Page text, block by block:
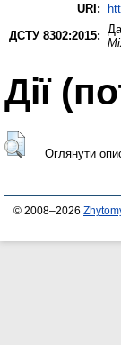
URI:
ДСТУ 8302:2015:
Дії
Оглянути
© 2008–2026